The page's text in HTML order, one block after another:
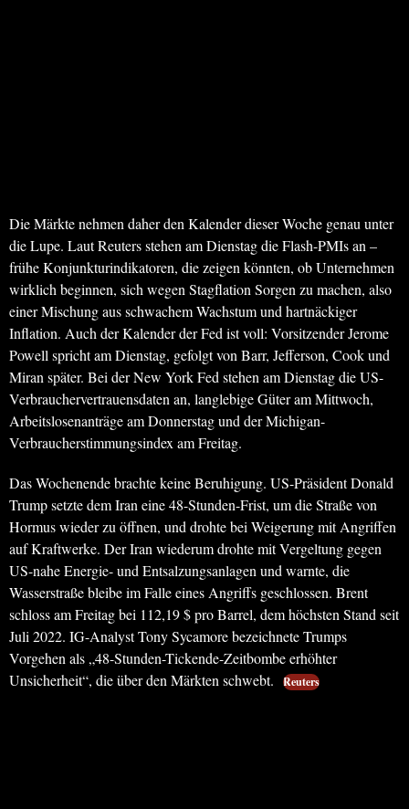
Die Märkte nehmen daher den Kalender dieser Woche genau unter
die Lupe. Laut Reuters stehen am Dienstag die Flash-PMIs an –
frühe Konjunkturindikatoren, die zeigen könnten, ob Unternehmen
wirklich beginnen, sich wegen Stagflation Sorgen zu machen, also
einer Mischung aus schwachem Wachstum und hartnäckiger
Inflation. Auch der Kalender der Fed ist voll: Vorsitzender Jerome
Powell spricht am Dienstag, gefolgt von Barr, Jefferson, Cook und
Miran später. Bei der New York Fed stehen am Dienstag die US-
Verbrauchervertrauensdaten an, langlebige Güter am Mittwoch,
Arbeitslosenanträge am Donnerstag und der Michigan-
Verbraucherstimmungsindex am Freitag.
Das Wochenende brachte keine Beruhigung. US-Präsident Donald
Trump setzte dem Iran eine 48-Stunden-Frist, um die Straße von
Hormus wieder zu öffnen, und drohte bei Weigerung mit Angriffen
auf Kraftwerke. Der Iran wiederum drohte mit Vergeltung gegen
US-nahe Energie- und Entsalzungsanlagen und warnte, die
Wasserstraße bleibe im Falle eines Angriffs geschlossen. Brent
schloss am Freitag bei 112,19 $ pro Barrel, dem höchsten Stand seit
Juli 2022. IG-Analyst Tony Sycamore bezeichnete Trumps
Vorgehen als „48-Stunden-Tickende-Zeitbombe erhöhter
Unsicherheit“, die über den Märkten schwebt.
Reuters